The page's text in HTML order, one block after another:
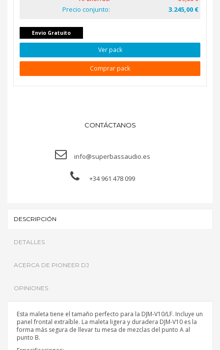
Precio conjunto: 3.245,00 €
Envio Gratuito
Ver pack
Comprar pack
CONTÁCTANOS
info@superbassaudio.es
+34 961 478 099
DESCRIPCIÓN
DETALLES
ACERCA DE PIONEER DJ
OPINIONES
Esta maleta tiene el tamaño perfecto para la DJM-V10/LF. Incluye un
panel frontal extraíble. La maleta ligera y duradera DJM-V10 es la
forma más segura de llevar tu mesa de mezclas del punto A al
punto B.